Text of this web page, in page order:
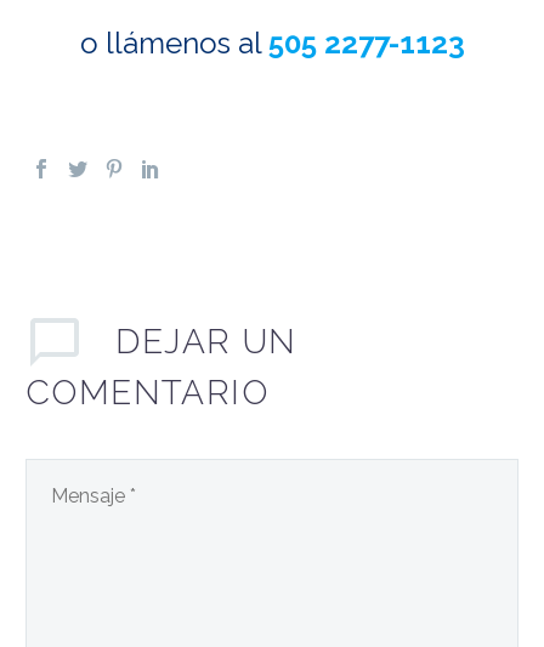
o llámenos al 505 2277-1123
DEJAR UN
COMENTARIO